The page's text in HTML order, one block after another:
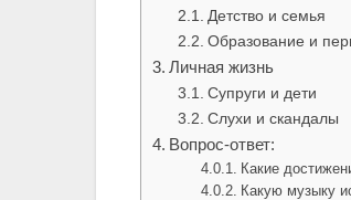
Детство и семья
Образование и
Личная жизнь
Супруги и дети
Слухи и скандалы
Вопрос-ответ:
Какие
Какую музыку